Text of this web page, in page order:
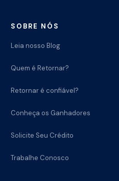
SOBRE NÓS
Leia nosso Blog
Quem é Retornar?
Retornar é confiável?
Conheça os Ganhadores
Solicite Seu Crédito
Trabalhe Conosco